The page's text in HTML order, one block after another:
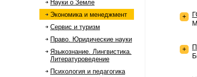
Науки о Земле
Экономика и менеджмент
Сервис и туризм
Право. Юридические науки
Языкознание. Лингвистика.
Литературоведение
Психология и педагогика
+
+